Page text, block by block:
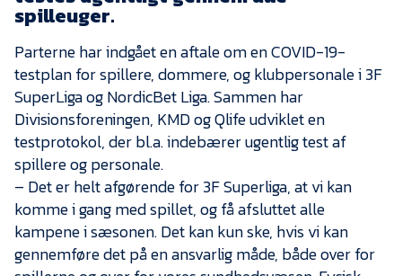
Job i EfB
Presse
spilleuger.
Parterne har indgået en aftale om en COVID-19-
testplan for spillere, dommere, og klubpersonale i 3F
SuperLiga og NordicBet Liga. Sammen har
Divisionsforeningen, KMD og Qlife udviklet en
testprotokol, der bl.a. indebærer ugentlig test af
spillere og personale.
– Det er helt afgørende for 3F Superliga, at vi kan
komme i gang med spillet, og få afsluttet alle
kampene i sæsonen. Det kan kun ske, hvis vi kan
gennemføre det på en ansvarlig måde, både over for